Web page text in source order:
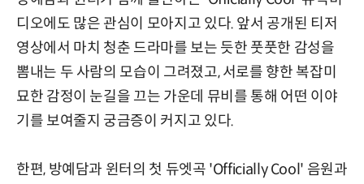
디오에도 많은 관심이 모아지고 있다. 앞서 공개된 티저
영상에서 마치 청춘 드라마를 보는 듯한 풋풋한 감성을
뽐내는 두 사람의 모습이 그려졌고, 서로를 향한 복잡미
묘한 감정이 눈길을 끄는 가운데 뮤비를 통해 어떤 이야
기를 보여줄지 궁금증이 커지고 있다.
한편, 방예담과 윈터의 첫 듀엣곡 'Officially Cool' 음원과